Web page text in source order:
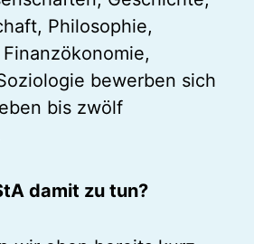
Philosophie,
bewerben sich
bis zwölf
damit zu tun?